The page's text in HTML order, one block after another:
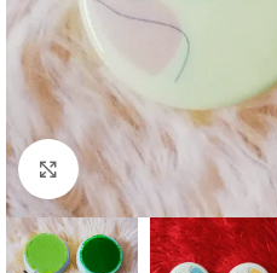
Click to enlarge